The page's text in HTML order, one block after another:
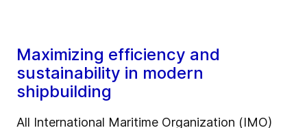
Maximizing efficiency and
sustainability in modern
shipbuilding
All International Maritime Organization (IMO)